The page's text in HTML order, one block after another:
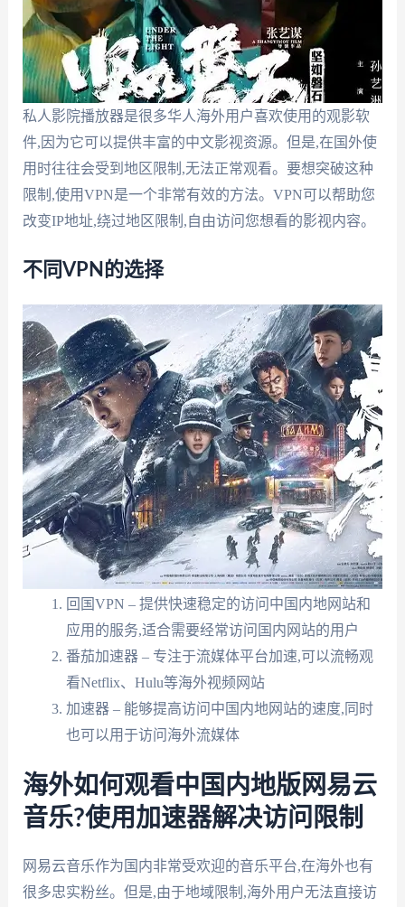
私人影院播放器是很多华人海外用户喜欢使用的观影软
件,因为它可以提供丰富的中文影视资源。但是,在国外使
用时往往会受到地区限制,无法正常观看。要想突破这种
限制,使用VPN是一个非常有效的方法。VPN可以帮助您
改变IP地址,绕过地区限制,自由访问您想看的影视内容。
不同VPN的选择
回国VPN – 提供快速稳定的访问中国内地网站和
应用的服务,适合需要经常访问国内网站的用户
番茄加速器 – 专注于流媒体平台加速,可以流畅观
看Netflix、Hulu等海外视频网站
加速器 – 能够提高访问中国内地网站的速度,同时
也可以用于访问海外流媒体
海外如何观看中国内地版网易云
音乐?使用加速器解决访问限制
网易云音乐作为国内非常受欢迎的音乐平台,在海外也有
很多忠实粉丝。但是,由于地域限制,海外用户无法直接访